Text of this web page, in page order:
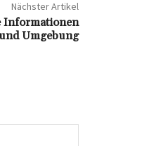
Nächster Artikel
Informationen
Umgebung